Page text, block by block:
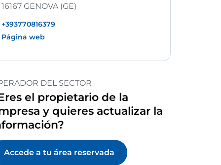
16167 GENOVA (GE)
+393770816379
Página web
DEL SECTOR
el propietario de la
y quieres actualizar la
Accede a tu área reservada